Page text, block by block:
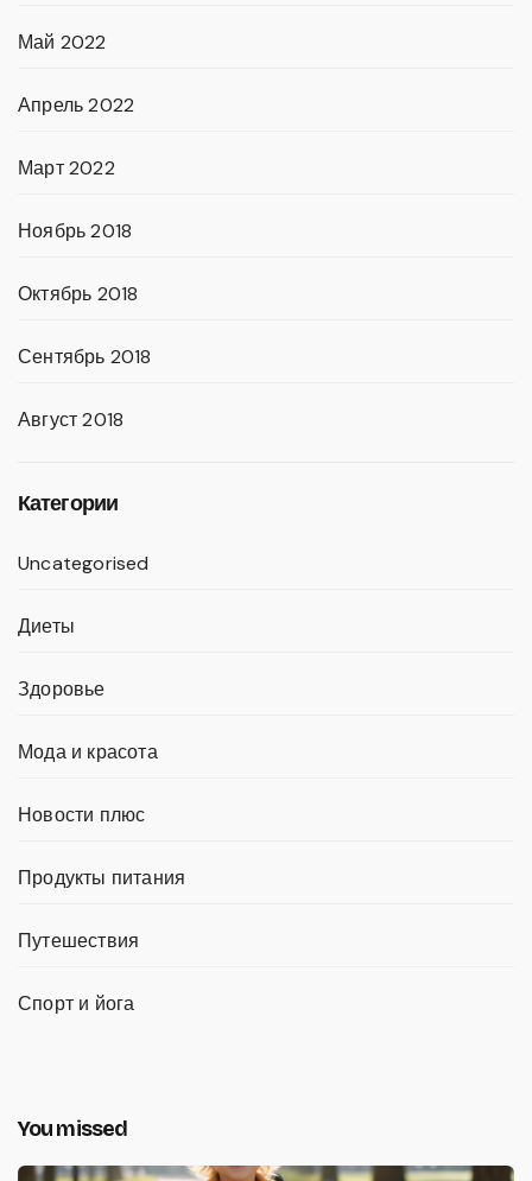
Май 2022
Апрель 2022
Март 2022
Ноябрь 2018
Октябрь 2018
Сентябрь 2018
Август 2018
Категории
Uncategorised
Диеты
Здоровье
Мода и красота
Новости плюс
Продукты питания
Путешествия
Спорт и йога
You missed